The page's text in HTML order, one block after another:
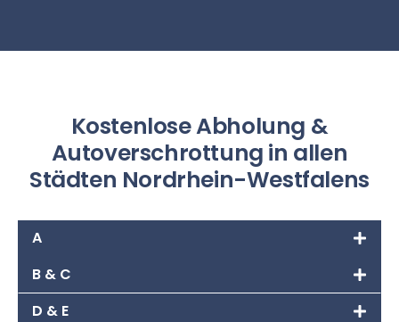
Kostenlose Abholung &
Autoverschrottung in allen
Städten Nordrhein-Westfalens
A
B & C
D & E